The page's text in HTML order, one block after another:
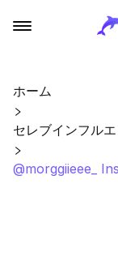
ホーム
セレブインフル
@morggiieee_